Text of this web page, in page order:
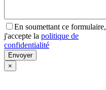
En soumettant ce formulaire,
j'accepte la politique de
confidentialité
×